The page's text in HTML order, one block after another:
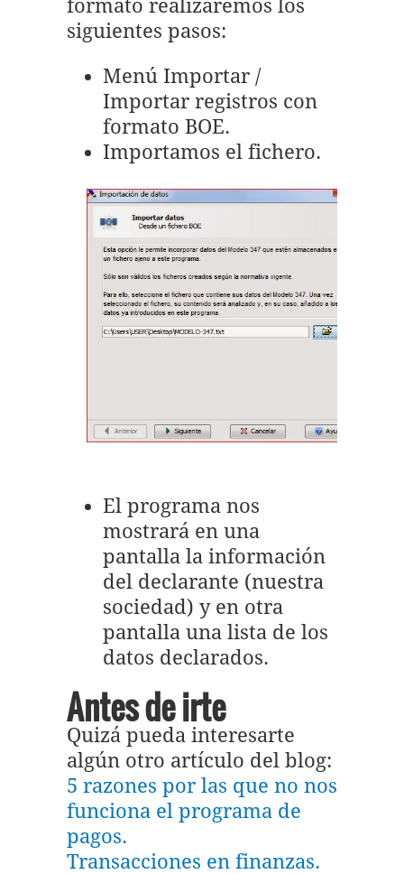
formato realizaremos los
siguientes pasos:
Menú Importar /
Importar registros con
formato BOE.
Importamos el fichero.
El programa nos
mostrará en una
pantalla la información
del declarante (nuestra
sociedad) y en otra
pantalla una lista de los
datos declarados.
Antes de irte
Quizá pueda interesarte
algún otro artículo del blog:
5 razones por las que no nos
funciona el programa de
pagos.
Transacciones en finanzas.